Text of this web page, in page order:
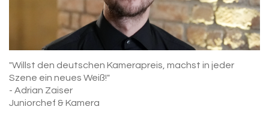
"Willst den deutschen Kamerapreis, machst in jeder
Szene ein neues Weiß!"
- Adrian Zaiser
Juniorchef & Kamera